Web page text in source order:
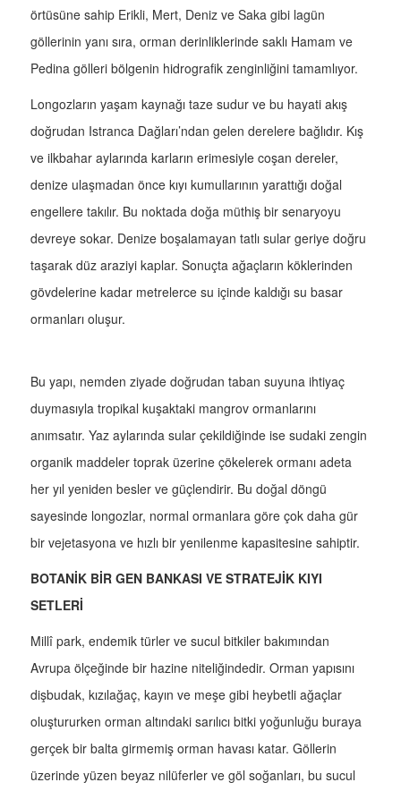
örtüsüne sahip Erikli, Mert, Deniz ve Saka gibi lagün
göllerinin yanı sıra, orman derinliklerinde saklı Hamam ve
Pedina gölleri bölgenin hidrografik zenginliğini tamamlıyor.
Longozların yaşam kaynağı taze sudur ve bu hayati akış
doğrudan Istranca Dağları’ndan gelen derelere bağlıdır. Kış
ve ilkbahar aylarında karların erimesiyle coşan dereler,
denize ulaşmadan önce kıyı kumullarının yarattığı doğal
engellere takılır. Bu noktada doğa müthiş bir senaryoyu
devreye sokar. Denize boşalamayan tatlı sular geriye doğru
taşarak düz araziyi kaplar. Sonuçta ağaçların köklerinden
gövdelerine kadar metrelerce su içinde kaldığı su basar
ormanları oluşur.
Bu yapı, nemden ziyade doğrudan taban suyuna ihtiyaç
duymasıyla tropikal kuşaktaki mangrov ormanlarını
anımsatır. Yaz aylarında sular çekildiğinde ise sudaki zengin
organik maddeler toprak üzerine çökelerek ormanı adeta
her yıl yeniden besler ve güçlendirir. Bu doğal döngü
sayesinde longozlar, normal ormanlara göre çok daha gür
bir vejetasyona ve hızlı bir yenilenme kapasitesine sahiptir.
BOTANİK BİR GEN BANKASI VE STRATEJİK KIYI
SETLERİ
Millî park, endemik türler ve sucul bitkiler bakımından
Avrupa ölçeğinde bir hazine niteliğindedir. Orman yapısını
dişbudak, kızılağaç, kayın ve meşe gibi heybetli ağaçlar
oluştururken orman altındaki sarılıcı bitki yoğunluğu buraya
gerçek bir balta girmemiş orman havası katar. Göllerin
üzerinde yüzen beyaz nilüferler ve göl soğanları, bu sucul